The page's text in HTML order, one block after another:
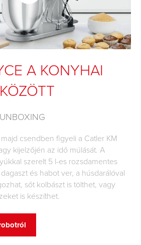
A KONYHAI
csendben figyeli a Catler KM
kijelzőjén az idő múlását. A
szerelt 5 l-es rozsdamentes
és habot ver, a húsdarálóval
sőt kolbászt is tölthet, vagy
is készíthet.